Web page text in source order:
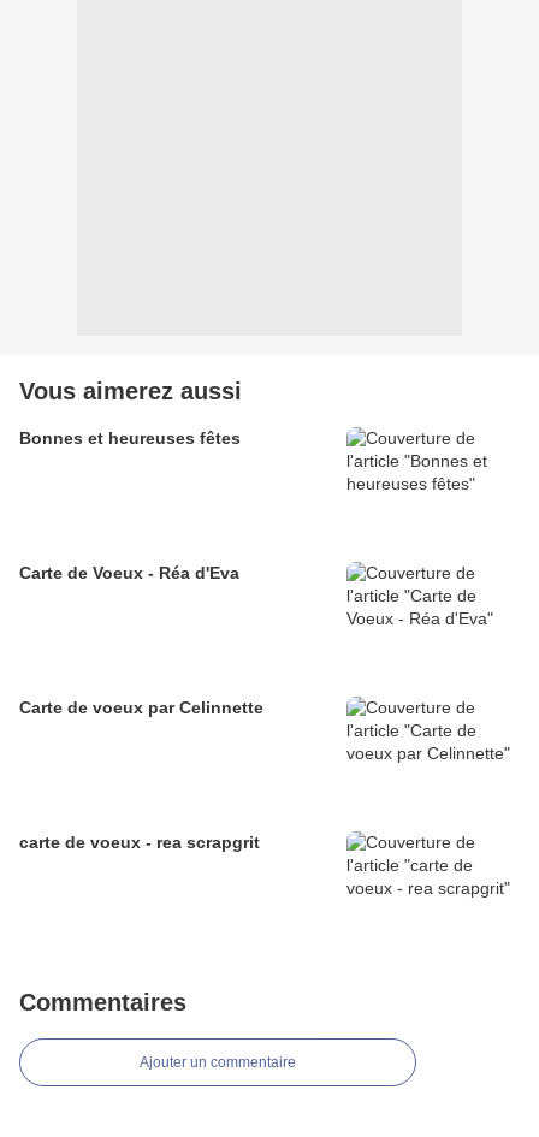
Vous aimerez aussi
Bonnes et heureuses fêtes
Carte de Voeux - Réa d'Eva
Carte de voeux par Celinnette
carte de voeux - rea scrapgrit
Commentaires
Ajouter un commentaire